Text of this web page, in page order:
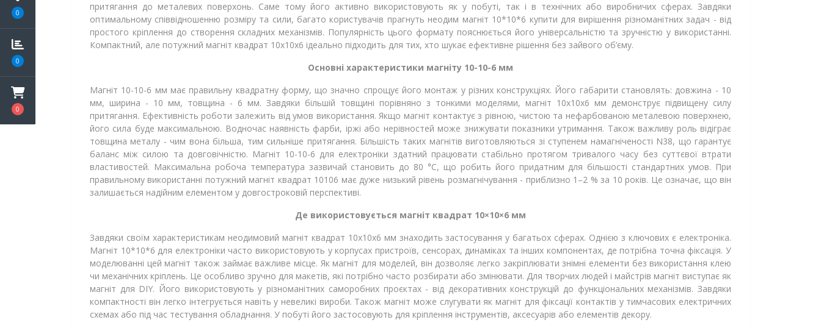
0
0
0
притягання до металевих поверхонь. Саме тому його активно використовують як у побуті, так і в технічних або виробничих сферах. Завдяки
оптимальному співвідношенню розміру та сили, багато користувачів прагнуть неодим магніт 10*10*6 купити для вирішення різноманітних задач - від
простого кріплення до створення складних механізмів. Популярність цього формату пояснюється його універсальністю та зручністю у використанні.
Компактний, але потужний магніт квадрат 10х10х6 ідеально підходить для тих, хто шукає ефективне рішення без зайвого об’єму.
Основні характеристики магніту 10-10-6 мм
Магніт 10-10-6 мм має правильну квадратну форму, що значно спрощує його монтаж у різних конструкціях. Його габарити становлять: довжина - 10
мм, ширина - 10 мм, товщина - 6 мм. Завдяки більшій товщині порівняно з тонкими моделями, магніт 10x10x6 мм демонструє підвищену силу
притягання. Ефективність роботи залежить від умов використання. Якщо магніт контактує з рівною, чистою та нефарбованою металевою поверхнею,
його сила буде максимальною. Водночас наявність фарби, іржі або нерівностей може знижувати показники утримання. Також важливу роль відіграє
товщина металу - чим вона більша, тим сильніше притягання. Більшість таких магнітів виготовляються зі ступенем намагніченості N38, що гарантує
баланс між силою та довговічністю. Магніт 10-10-6 для електроніки здатний працювати стабільно протягом тривалого часу без суттєвої втрати
властивостей. Максимальна робоча температура зазвичай становить до 80 °C, що робить його придатним для більшості стандартних умов. При
правильному використанні потужний магніт квадрат 10106 має дуже низький рівень розмагнічування - приблизно 1–2 % за 10 років. Це означає, що він
залишається надійним елементом у довгостроковій перспективі.
Де використовується магніт квадрат 10×10×6 мм
Завдяки своїм характеристикам неодимовий магніт квадрат 10x10x6 мм знаходить застосування у багатьох сферах. Однією з ключових є електроніка.
Магніт 10*10*6 для електроніки часто використовують у корпусах пристроїв, сенсорах, динаміках та інших компонентах, де потрібна точна фіксація. У
моделюванні цей магніт також займає важливе місце. Як магніт для моделей, він дозволяє легко закріплювати знімні елементи без використання клею
чи механічних кріплень. Це особливо зручно для макетів, які потрібно часто розбирати або змінювати. Для творчих людей і майстрів магніт виступає як
магніт для DIY. Його використовують у різноманітних саморобних проєктах - від декоративних конструкцій до функціональних механізмів. Завдяки
компактності він легко інтегрується навіть у невеликі вироби. Також магніт може слугувати як магніт для фіксації контактів у тимчасових електричних
схемах або під час тестування обладнання. У побуті його застосовують для кріплення інструментів, аксесуарів або елементів декору.